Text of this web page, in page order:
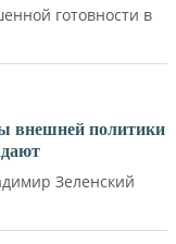
готовности в
внешней политики
Зеленский